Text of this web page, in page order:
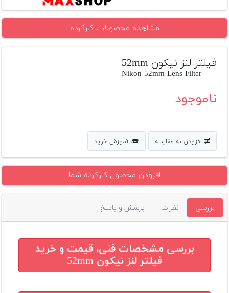
پلاس
افزودن
محصول
دست
دوم
دوربین
بله
مشاهده محصولات کارکرده
فیلتر لنز نیکون 52mm
Nikon 52mm Lens Filter
ناموجود
افزودن به مقایسه آموزش خرید
افزودن محصول کارکرده شما
بررسی نظرات پرسش و پاسخ
بررسی مشخصات فنی، قیمت و خرید
فیلتر لنز نیکون 52mm